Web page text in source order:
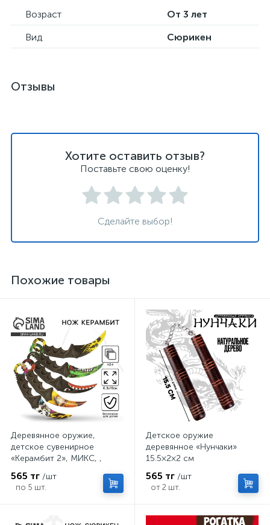
Возраст
От 3 лет
Вид
Сюрикен
Отзывы
Хотите оставить отзыв?
Поставьте свою оценку!
Сделайте выбор!
Похожие товары
Деревянное оружие,
детское сувенирное
«Керамбит 2», МИКС, ,
565 тг /шт
по 5 шт.
Детское оружие
деревянное «Нунчаки»
15.5×2×2 см
565 тг /шт
от 2 шт.